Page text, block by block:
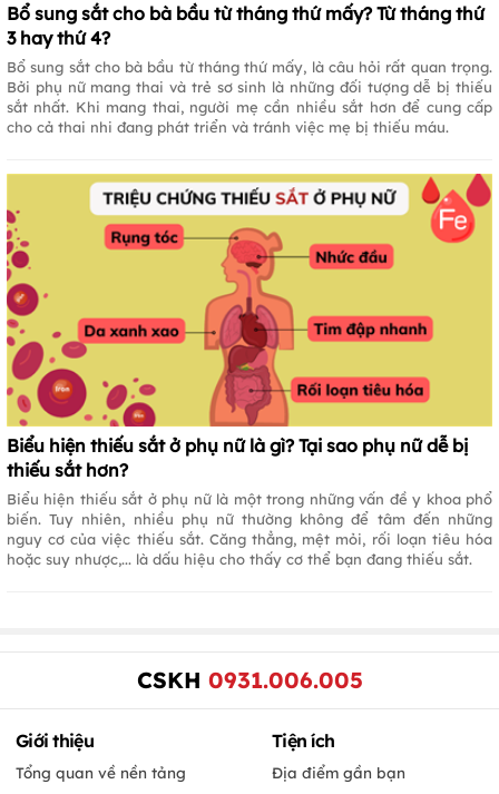
Bổ sung sắt cho bà bầu từ tháng thứ mấy? Từ tháng thứ
3 hay thứ 4?
Bổ sung sắt cho bà bầu từ tháng thứ mấy, là câu hỏi rất quan trọng.
Bởi phụ nữ mang thai và trẻ sơ sinh là những đối tượng dễ bị thiếu
sắt nhất. Khi mang thai, người mẹ cần nhiều sắt hơn để cung cấp
cho cả thai nhi đang phát triển và tránh việc mẹ bị thiếu máu.
Biểu hiện thiếu sắt ở phụ nữ là gì? Tại sao phụ nữ dễ bị
thiếu sắt hơn?
Biểu hiện thiếu sắt ở phụ nữ là một trong những vấn đề y khoa phổ
biến. Tuy nhiên, nhiều phụ nữ thường không để tâm đến những
nguy cơ của việc thiếu sắt. Căng thẳng, mệt mỏi, rối loạn tiêu hóa
hoặc suy nhược,... là dấu hiệu cho thấy cơ thể bạn đang thiếu sắt.
CSKH 0931.006.005
Giới thiệu
Tổng quan về nền tảng
Tiện ích
Địa điểm gần bạn